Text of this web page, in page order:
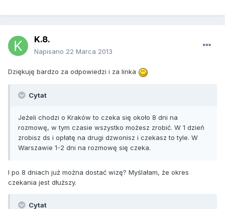
K.8.
Napisano 22 Marca 2013
Dziękuję bardzo za odpowiedzi i za linka
Cytat
Jeżeli chodzi o Kraków to czeka się około 8 dni na
rozmowę, w tym czasie wszystko możesz zrobić. W 1 dzień
zrobisz ds i opłatę na drugi dzwonisz i czekasz to tyle. W
Warszawie 1-2 dni na rozmowę się czeka.
I po 8 dniach już można dostać wizę? Myślałam, że okres
czekania jest dłuższy.
Cytat